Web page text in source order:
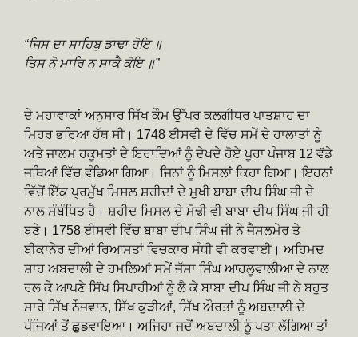
“ਜਿਸ ਦਾ ਸਾਹਿਬੁ ਡਾਢਾ ਹੋਇ ॥
ਤਿਸ ਨੋ ਮਾਰਿ ਨ ਸਾਕੈ ਕੋਇ ॥”
ਦੇ ਮਹਾਵਾਕਾਂ ਅਨੁਸਾਰ ਸਿੱਖ ਕੌਮ ਉੱਪਰ ਕਲਗੀਧਰ ਪਾਤਸ਼ਾਹ ਦਾ
ਮਿਹਰ ਭਰਿਆ ਹੱਥ ਸੀ। 1748 ਈਸਵੀ ਦੇ ਵਿੱਚ ਸਮੇਂ ਦੇ ਹਾਲਾਤਾਂ ਨੂੰ
ਅਤੇ ਜਾਲਮ ਹਕੂਮਤਾਂ ਦੇ ਇਰਾਦਿਆਂ ਨੂੰ ਦੇਖਦੇ ਹੋਏ ਪੂਰਾ ਪੰਜਾਬ 12 ਵੱਡੇ
ਜਥਿਆਂ ਵਿੱਚ ਵੰਡਿਆ ਗਿਆ। ਜਿਨਾਂ ਨੂੰ ਮਿਸਲਾਂ ਕਿਹਾ ਗਿਆ। ਇਹਨਾਂ
ਵਿੱਚੋਂ ਇੱਕ ਪ੍ਰਮੁੱਖ ਮਿਸਲ ਸ਼ਹੀਦਾਂ ਦੇ ਮੁਖੀ ਬਾਬਾ ਦੀਪ ਸਿੰਘ ਜੀ ਦੇ
ਨਾਲ ਸੰਬੰਧਿਤ ਹੈ। ਸ਼ਹੀਦ ਮਿਸਲ ਦੇ ਮੋਢੀ ਵੀ ਬਾਬਾ ਦੀਪ ਸਿੰਘ ਜੀ ਹੀ
ਬਣੇ। 1758 ਈਸਵੀ ਵਿੱਚ ਬਾਬਾ ਦੀਪ ਸਿੰਘ ਜੀ ਨੇ ਜੈਸਲਮੇਰ ਤੇ
ਬੀਕਾਨੇਰ ਦੀਆਂ ਰਿਆਸਤਾਂ ਵਿਚਕਾਰ ਸੰਧੀ ਵੀ ਕਰਵਾਈ। ਅਹਿਮਦ
ਸ਼ਾਹ ਅਬਦਾਲੀ ਦੇ ਹਮਲਿਆਂ ਸਮੇਂ ਜੱਸਾ ਸਿੰਘ ਆਹਲੂਵਾਲੀਆ ਦੇ ਨਾਲ
ਰਲ ਕੇ ਆਪਣੇ ਸਿੱਖ ਸਿਪਾਹੀਆਂ ਨੂੰ ਲੈ ਕੇ ਬਾਬਾ ਦੀਪ ਸਿੰਘ ਜੀ ਨੇ ਬਹੁਤ
ਸਾਰੇ ਸਿੱਖ ਨੌਜਵਾਨ, ਸਿੱਖ ਕੁੜੀਆਂ, ਸਿੱਖ ਔਰਤਾਂ ਨੂੰ ਅਬਦਾਲੀ ਦੇ
ਪੰਜਿਆਂ ਤੋਂ ਛੁਡਵਾਇਆ। ਅਜਿਹਾ ਜਦੋਂ ਅਬਦਾਲੀ ਨੂੰ ਪਤਾ ਲੱਗਿਆ ਤਾਂ